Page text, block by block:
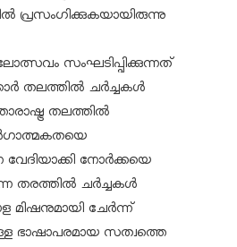
പ്രസംഗിക്കുകയായിരുന്നു
സംഘടിപ്പിക്കുന്നത്
തലത്തിൽ ചർച്ചകൾ
തലത്തിൽ
വേദിയാക്കി നോർക്കയെ
തരത്തിൽ ചർച്ചകൾ
മിഷനുമായി ചേർന്ന്
ഭാഷാപരമായ സത്വത്തെ